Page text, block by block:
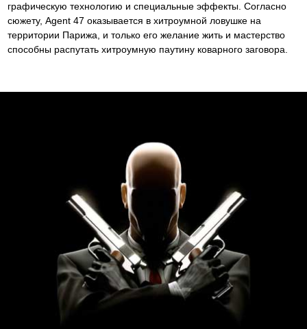
графическую технологию и специальные эффекты. Согласно
сюжету, Agent 47 оказывается в хитроумной ловушке на
территории Парижа, и только его желание жить и мастерство
способны распутать хитроумную паутину коварного заговора.